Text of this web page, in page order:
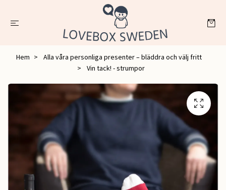
Hem
Alla våra personliga presenter – bläddra och välj fritt
Vin tack! - strumpor